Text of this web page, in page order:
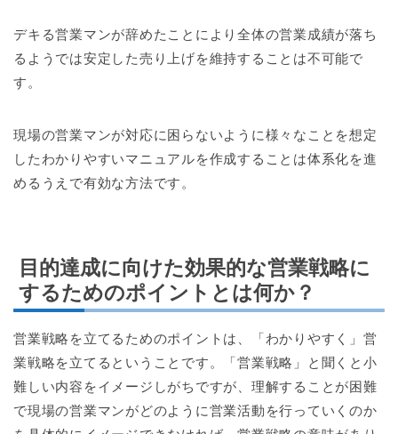
デキる営業マンが辞めたことにより全体の営業成績が落ち
るようでは安定した売り上げを維持することは不可能で
す。
現場の営業マンが対応に困らないように様々なことを想定
したわかりやすいマニュアルを作成することは体系化を進
めるうえで有効な方法です。
目的達成に向けた効果的な営業戦略に
するためのポイントとは何か？
営業戦略を立てるためのポイントは、「わかりやすく」営
業戦略を立てるということです。「営業戦略」と聞くと小
難しい内容をイメージしがちですが、理解することが困難
で現場の営業マンがどのように営業活動を行っていくのか